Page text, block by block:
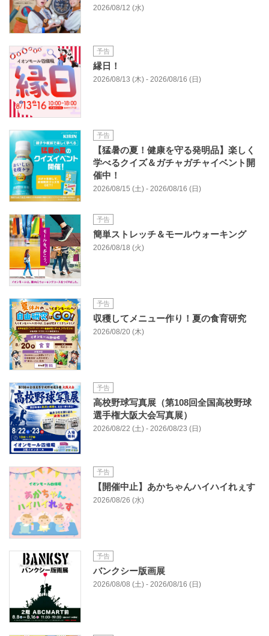
2026/08/12 (水)
予告
縁日！
2026/08/13 (木) - 2026/08/16 (日)
予告
【猛暑の夏！健康を守る発明品】楽しく
学べるクイズ＆ガチャガチャイベント開
催中！
2026/08/15 (土) - 2026/08/16 (日)
予告
簡単ストレッチ＆モールウォーキング
2026/08/18 (火)
予告
収穫してメニュー作り！夏の食育研究
2026/08/20 (木)
予告
高校野球写真展（第108回全国高校野球
選手権大阪大会写真展）
2026/08/22 (土) - 2026/08/23 (日)
予告
【開催中止】あかちゃんハイハイれぇす
2026/08/26 (水)
予告
バンクシー版画展
2026/08/08 (土) - 2026/08/16 (日)